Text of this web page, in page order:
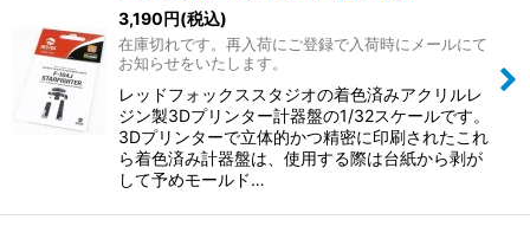
3,190円(税込)
在庫切れです。再入荷にご登録で入荷時にメールにて
お知らせをいたします。
レッドフォックススタジオの着色済みアクリルレ
ジン製3Dプリンター計器盤の1/32スケールです。
3Dプリンターで立体的かつ精密に印刷されたこれ
ら着色済み計器盤は、使用する際は台紙から剥が
して予めモールド…